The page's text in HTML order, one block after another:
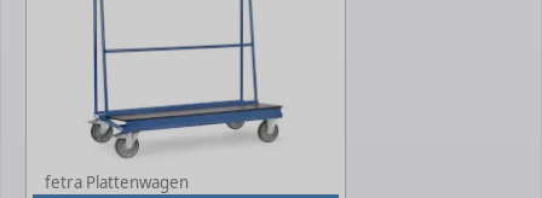
fetra Plattenwagen